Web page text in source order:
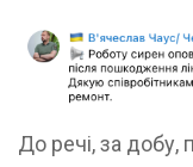
До речі, за добу,